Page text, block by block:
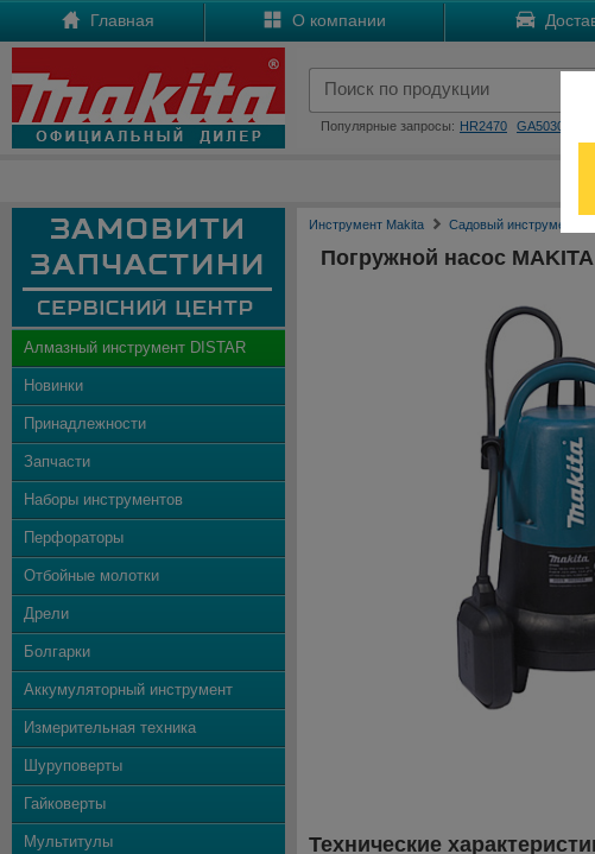
Главная О компании
Популярные запросы: HR2470 GA5030
Алмазный инструмент DISTAR
Новинки
Принадлежности
Запчасти
Наборы инструментов
Перфораторы
Отбойные молотки
Дрели
Болгарки
Аккумуляторный инструмент
Измерительная техника
Шуруповерты
Гайковерты
Мультитулы
Инструмент Makita Садовый инструмент
Погружной насос
Технические